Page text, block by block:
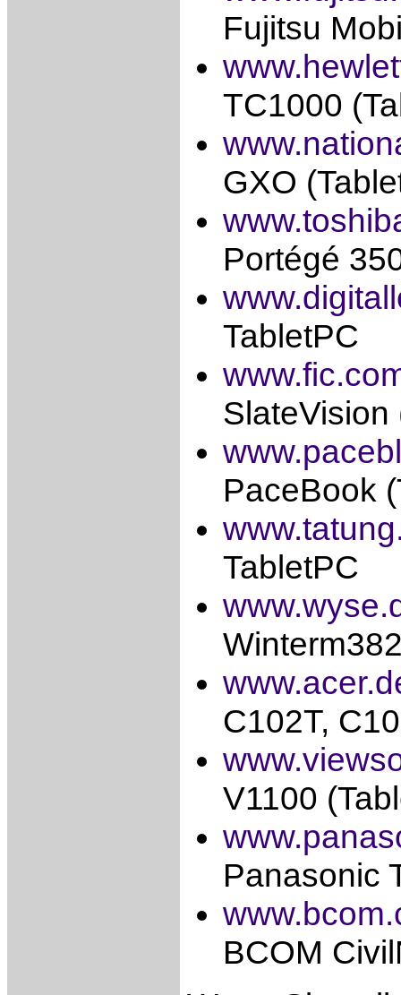
Fujitsu
TC1000
GXO
Portégé
TabletPC
SlateVision
PaceBook
TabletPC
C102T,
V1100
Panasonic
BCOM